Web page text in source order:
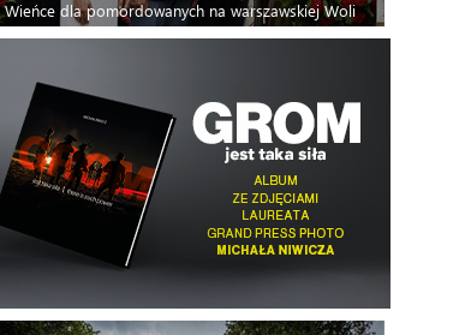
Wieńce dla pomordowanych na warszawskiej Woli